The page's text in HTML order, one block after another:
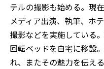
テルの撮影も始める。現
メディア出演、執筆、ホ
撮影などを実施している
回転ベッドを自宅に移設
れ、またその魅力を伝え